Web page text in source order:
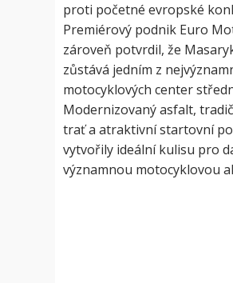
proti početné evropské
Premiérový podnik Euro
zároveň potvrdil, že
zůstává jedním z
motocyklových center
Modernizovaný asfalt,
trať a atraktivní startovní
vytvořily ideální kulisu pro
významnou motocyklovou